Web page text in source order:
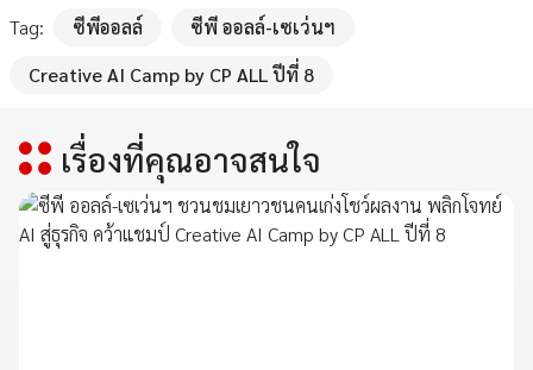
Tag: ซีพีออลล์
ซีพี ออลล์-เซเว่นฯ
Creative AI Camp by CP ALL ปีที่ 8
เรื่องที่คุณอาจสนใจ